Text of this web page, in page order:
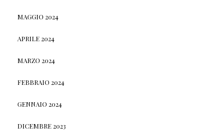
MAGGIO 2024
APRILE 2024
MARZO 2024
FEBBRAIO 2024
GENNAIO 2024
DICEMBRE 2023